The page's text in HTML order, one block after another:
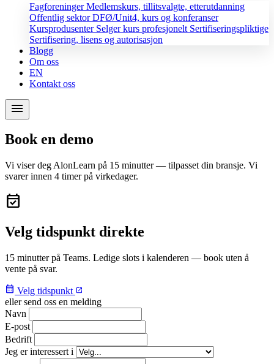
FagforeningerMedlemskurs, tillitsvalgte, etterutdanning
Offentlig sektorDFØ/Unit4, kurs og konferanser
Kursprodusenter Selger kurs profesjonelt Sertifiseringspliktige
Sertifisering, lisens og autorisasjon
Blogg
Om oss
EN
Kontakt oss
menu
Book en demo
Vi viser deg AlonLearn på 15 minutter — tilpasset din bransje. Vi
svarer innen 4 timer på virkedager.
event_available
Velg tidspunkt direkte
15 minutter på Teams. Ledige slots i kalenderen — book uten å
vente på svar.
calendar_month Velg tidspunkt open_in_new
eller send oss en melding
Navn
E-post
Bedrift
Jeg er interessert i